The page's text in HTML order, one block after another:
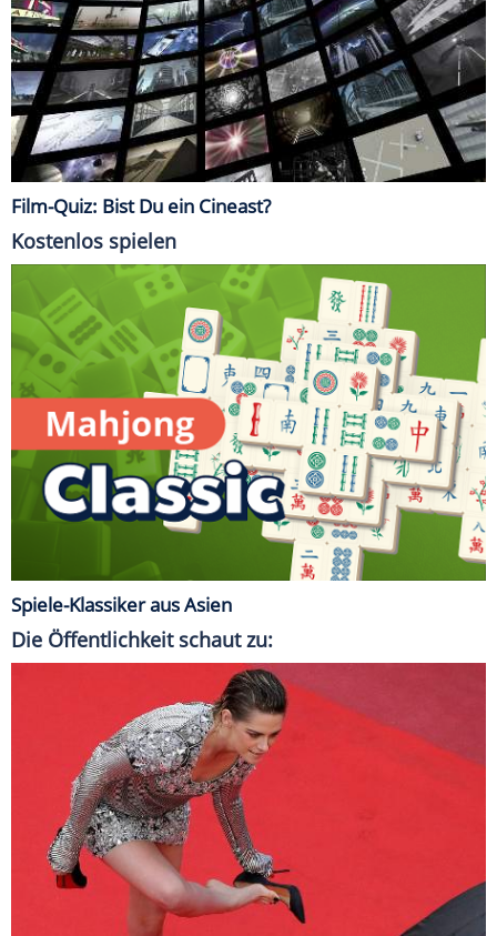
Film-Quiz: Bist Du ein Cineast?
Kostenlos spielen
Spiele-Klassiker aus Asien
Die Öffentlichkeit schaut zu: